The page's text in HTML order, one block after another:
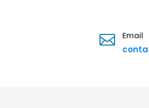
 Email